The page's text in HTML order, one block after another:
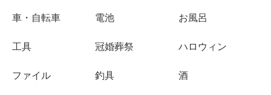
車・自転車 電池 お風呂
工具 冠婚葬祭 ハロウィン
ファイル 釣具 酒